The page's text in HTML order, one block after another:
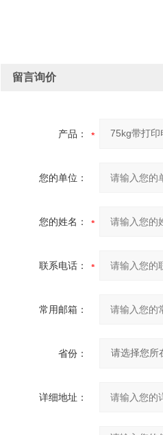
留言询价
产品：
您的单位：
您的姓名：
联系电话：
常用邮箱：
省份：
详细地址：